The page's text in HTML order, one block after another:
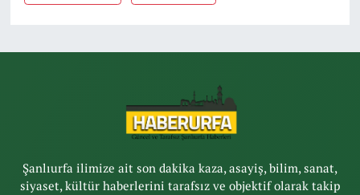
Şanlıurfa ilimize ait son dakika kaza, asayiş, bilim, sanat,
siyaset, kültür haberlerini tarafsız ve objektif olarak takip